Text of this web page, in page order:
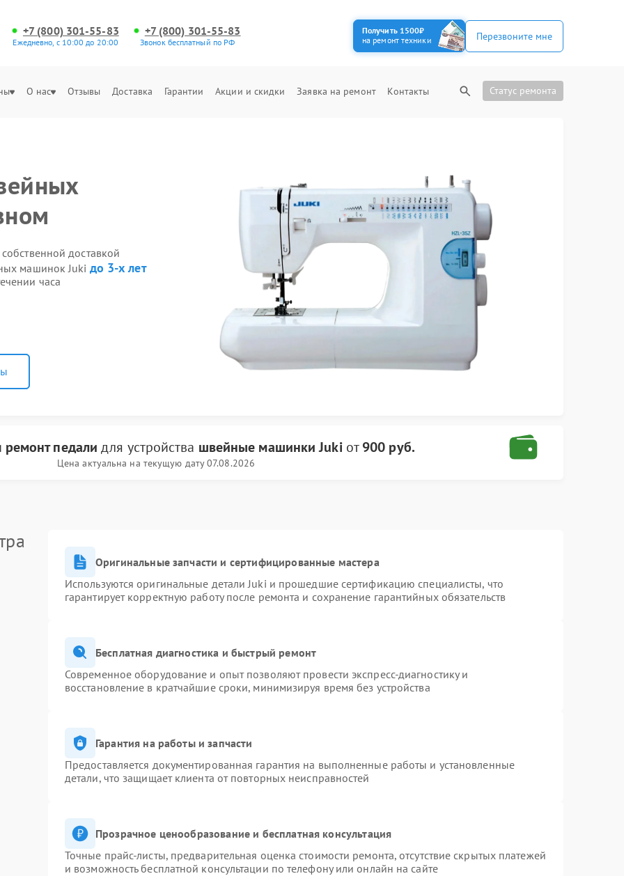
+7 (800) 301-55-83
Ежедневно, с 10:00 до 20:00
+7 (800) 301-55-83
Звонок бесплатный по РФ
Получить 1500₽
на ремонт техники
Перезвоните мне
О нас Отзывы Доставка Гарантии Акции и скидки Заявка на ремонт Контакты Статус ремонта
доставкой
машинок Juki до 3-х лет
часа
ремонт педали для устройства швейные машинки Jukiот900 руб.
Цена актуальна на текущую дату 07.08.2026
Оригинальные запчасти и сертифицированные мастера
Используются оригинальные детали Juki и прошедшие сертификацию специалисты, что
гарантирует корректную работу после ремонта и сохранение гарантийных обязательств
Бесплатная диагностика и быстрый ремонт
Современное оборудование и опыт позволяют провести экспресс-диагностику и
восстановление в кратчайшие сроки, минимизируя время без устройства
Гарантия на работы и запчасти
Предоставляется документированная гарантия на выполненные работы и установленные
детали, что защищает клиента от повторных неисправностей
Прозрачное ценообразование и бесплатная консультация
Точные прайс-листы, предварительная оценка стоимости ремонта, отсутствие скрытых платежей
и возможность бесплатной консультации по телефону или онлайн на сайте